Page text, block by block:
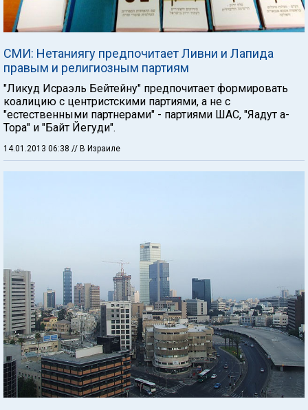
СМИ: Нетаниягу предпочитает Ливни и Лапида
правым и религиозным партиям
"Ликуд Исраэль Бейтейну" предпочитает формировать
коалицию с центристскими партиями, а не с
"естественными партнерами" - партиями ШАС, "Яадут а-
Тора" и "Байт Йегуди".
14.01.2013 06:38 // В Израиле